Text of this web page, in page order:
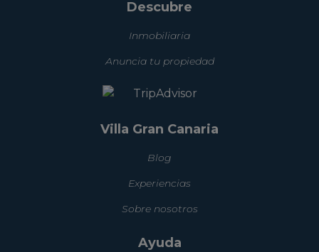
Descubre
Inmobiliaria
Anuncia tu propiedad
Villa Gran Canaria
Blog
Experiencias
Sobre nosotros
Ayuda